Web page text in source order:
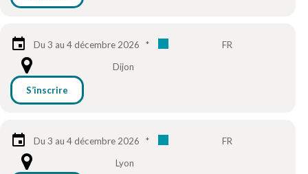
Du 3 au 4 décembre 2026 *
FR
Dijon
S’inscrire
Du 3 au 4 décembre 2026 *
FR
Lyon